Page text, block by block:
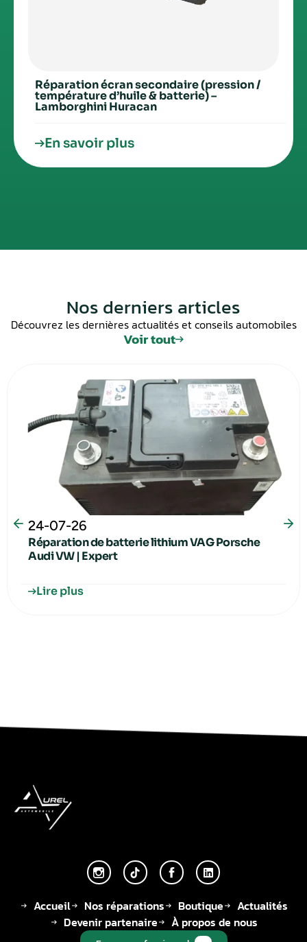
Réparation écran secondaire (pression /
température d’huile & batterie) –
Lamborghini Huracan
En savoir plus
Nos derniers articles
Découvrez les dernières actualités et conseils automobiles
Voir tout
24-07-26
Réparation de batterie lithium VAG Porsche
Audi VW | Expert
Lire plus
Accueil Nos réparations Boutique
Actualités
Devenir partenaire
À propos de nous